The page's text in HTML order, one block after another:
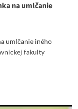
na umlčanie
umlčanie iného
fakulty